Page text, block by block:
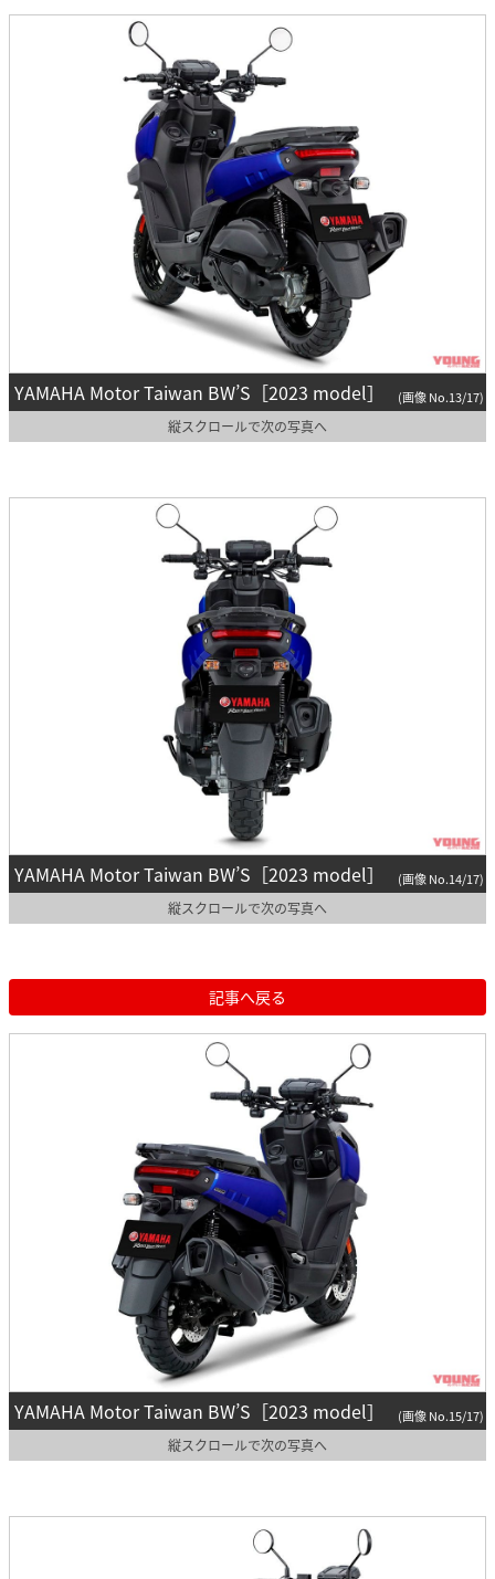
YAMAHA Motor Taiwan BW’S［2023 model］ (画像 No.13/17)
縦スクロールで次の写真へ
YAMAHA Motor Taiwan BW’S［2023 model］ (画像 No.14/17)
縦スクロールで次の写真へ
記事へ戻る
YAMAHA Motor Taiwan BW’S［2023 model］ (画像 No.15/17)
縦スクロールで次の写真へ